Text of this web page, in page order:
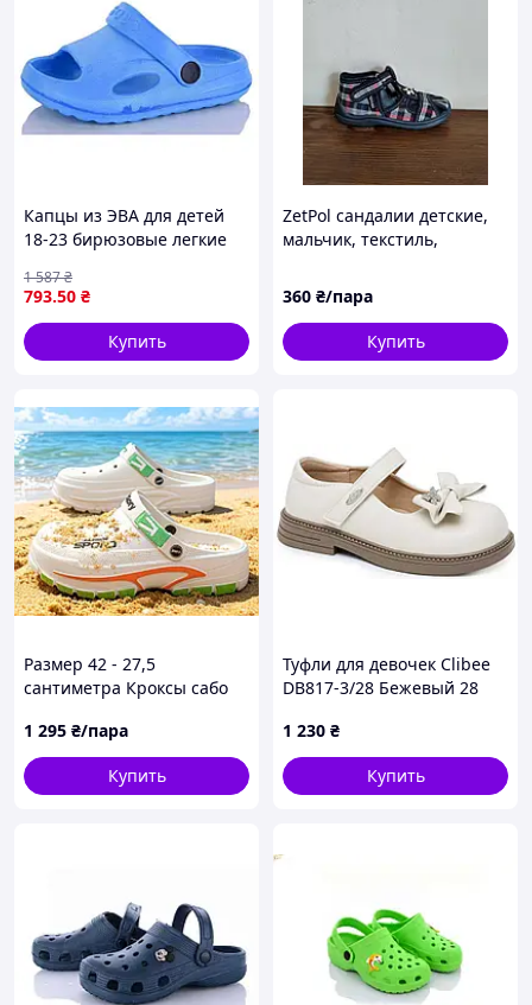
Капцы из ЭВА для детей
18-23 бирюзовые легкие
амортизацией
793.50 ₴
1 587₴
Купить
ZetPol сандалии детские,
мальчик, текстиль,
360 ₴/пара
Купить
Размер 42 - 27,5
сантиметра Кроксы сабо
белые, из пены (ЭВА),
легкие и удобные
1 295 ₴/пара
Купить
Туфли для девочек Clibee
DB817-3/28 Бежевый 28
1 230 ₴
Купить